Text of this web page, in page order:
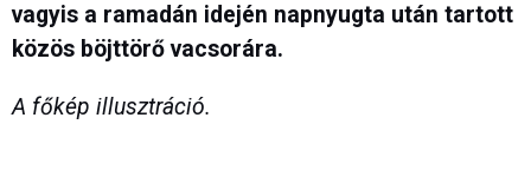
vagyis a ramadán idején napnyugta után tartott
közös böjttörő vacsorára.
A főkép illusztráció.